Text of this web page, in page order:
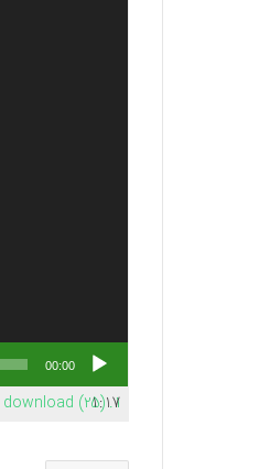
00:00
1.
download (25)1:17